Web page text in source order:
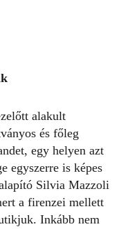
alakult
és főleg
egy helyen azt
egyszerre is képes
Silvia Mazzoli
a firenzei mellett
Inkább nem